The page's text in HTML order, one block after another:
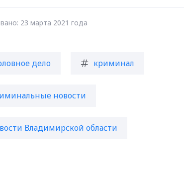
23 марта 2021 года
дело криминал
новости
Владимирской области